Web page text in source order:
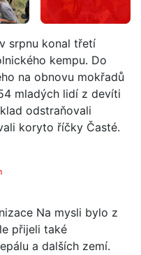
srpnu konal třetí
kempu. Do
na obnovu mokřadů
mladých lidí z devíti
odstraňovali
koryto říčky Časté.
Na mysli bylo z
přijeli také
a dalších zemí.